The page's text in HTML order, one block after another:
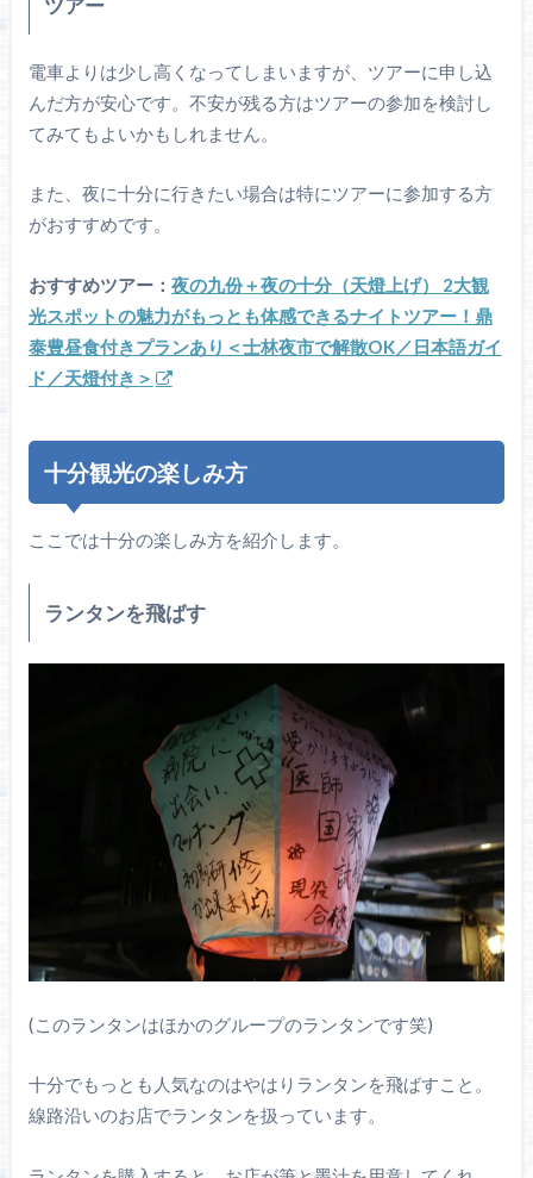
ツアー
電車よりは少し高くなってしまいますが、ツアーに申し込
んだ方が安心です。不安が残る方はツアーの参加を検討し
てみてもよいかもしれません。
また、夜に十分に行きたい場合は特にツアーに参加する方
がおすすめです。
おすすめツアー： 夜の九份＋夜の十分（天燈上げ） 2大観
光スポットの魅力がもっとも体感できるナイトツアー！鼎
泰豊昼食付きプランあり＜士林夜市で解散OK／日本語ガイ
ド／天燈付き＞
十分観光の楽しみ方
ここでは十分の楽しみ方を紹介します。
ランタンを飛ばす
(このランタンはほかのグループのランタンです笑)
十分でもっとも人気なのはやはりランタンを飛ばすこと。
線路沿いのお店でランタンを扱っています。